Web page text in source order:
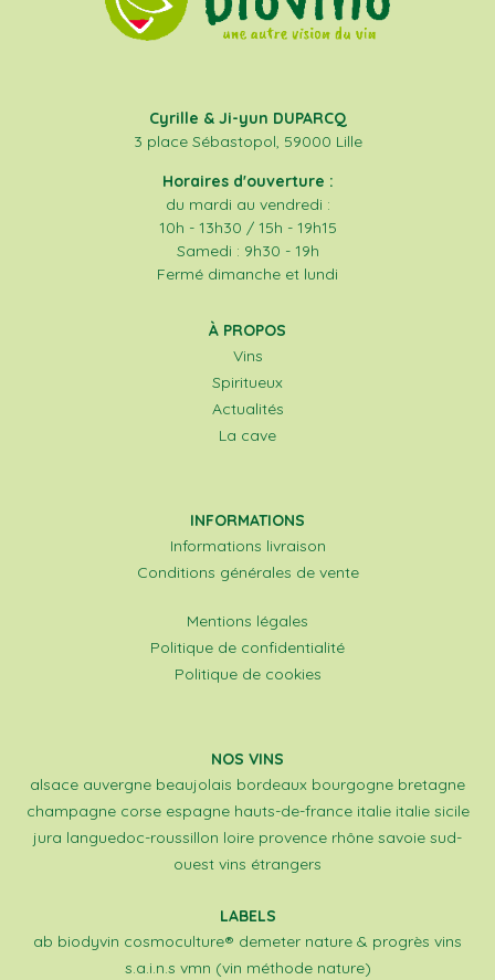
Cyrille & Ji-yun DUPARCQ
3 place Sébastopol, 59000 Lille
Horaires d'ouverture :
du mardi au vendredi :
10h - 13h30 / 15h - 19h15
Samedi : 9h30 - 19h
Fermé dimanche et lundi
À PROPOS
Vins
Spiritueux
Actualités
La cave
INFORMATIONS
Informations livraison
Conditions générales de vente
Mentions légales
Politique de confidentialité
Politique de cookies
NOS VINS
alsace auvergne beaujolais bordeaux bourgogne bretagne
champagne corse espagne hauts-de-france italie italie sicile
jura languedoc-roussillon loire provence rhône savoie sud-
ouest vins étrangers
LABELS
ab biodyvin cosmoculture® demeter nature & progrès vins
s.a.i.n.s vmn (vin méthode nature)